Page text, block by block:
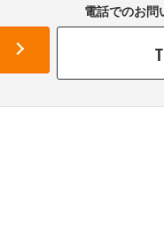
電話でのお問